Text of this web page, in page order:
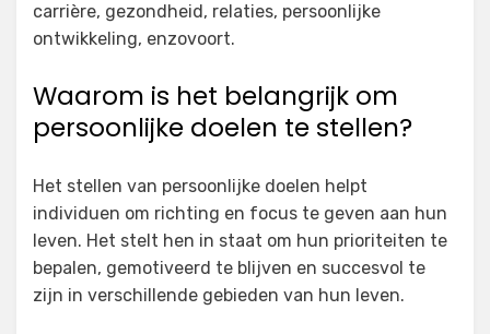
carrière, gezondheid, relaties, persoonlijke
ontwikkeling, enzovoort.
Waarom is het belangrijk om
persoonlijke doelen te stellen?
Het stellen van persoonlijke doelen helpt
individuen om richting en focus te geven aan hun
leven. Het stelt hen in staat om hun prioriteiten te
bepalen, gemotiveerd te blijven en succesvol te
zijn in verschillende gebieden van hun leven.